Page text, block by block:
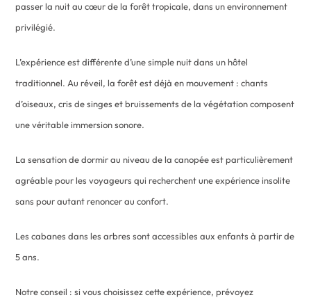
passer la nuit au cœur de la forêt tropicale, dans un environnement
privilégié.
L’expérience est différente d’une simple nuit dans un hôtel
traditionnel. Au réveil, la forêt est déjà en mouvement : chants
d’oiseaux, cris de singes et bruissements de la végétation composent
une véritable immersion sonore.
La sensation de dormir au niveau de la canopée est particulièrement
agréable pour les voyageurs qui recherchent une expérience insolite
sans pour autant renoncer au confort.
Les cabanes dans les arbres sont accessibles aux enfants à partir de
5 ans.
Notre conseil : si vous choisissez cette expérience, prévoyez